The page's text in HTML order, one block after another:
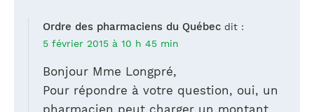
Ordre des pharmaciens du Québec dit :
5 février 2015 à 10 h 45 min
Bonjour Mme Longpré,
Pour répondre à votre question, oui, un
pharmacien peut charger un montant